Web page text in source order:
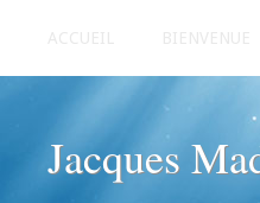
Jacques